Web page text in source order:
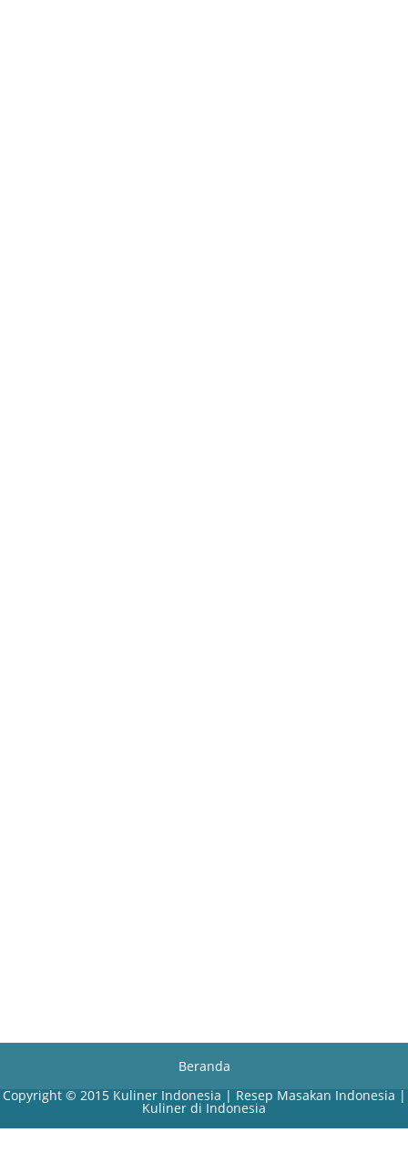
Beranda
Copyright © 2015 Kuliner Indonesia | Resep Masakan Indonesia |
Kuliner di Indonesia